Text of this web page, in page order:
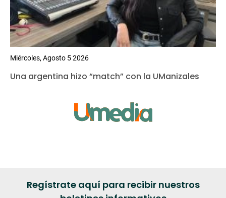
Miércoles, Agosto 5 2026
Una argentina hizo “match” con la UManizales
Regístrate aquí para recibir nuestros